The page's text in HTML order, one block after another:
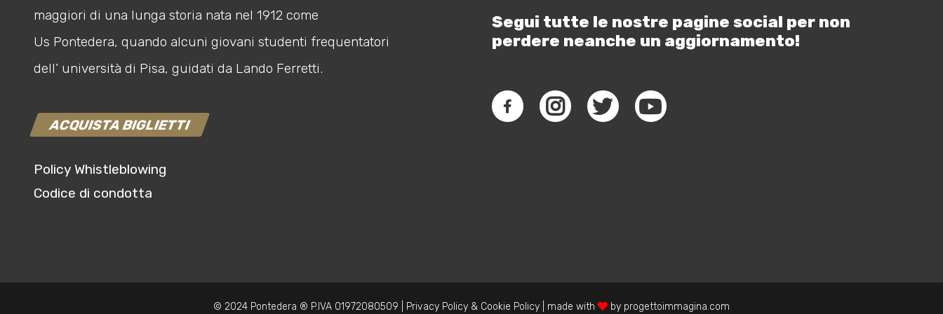
maggiori di una lunga storia nata nel 1912 come
Us Pontedera, quando alcuni giovani studenti frequentatori
dell’ università di Pisa, guidati da Lando Ferretti.
ACQUISTA BIGLIETTI
Policy Whistleblowing
Codice di condotta
Segui tutte le nostre pagine social per non
perdere neanche un aggiornamento!
© 2024 Pontedera ® P.IVA 01972080509 | Privacy Policy & Cookie Policy | made with by progettoimmagina.com